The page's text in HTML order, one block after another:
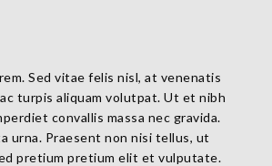
Sed vitae felis nisl, at venenatis
turpis aliquam volutpat. Ut et nibh
convallis massa nec gravida.
urna. Praesent non nisi tellus, ut
pretium pretium elit et vulputate.